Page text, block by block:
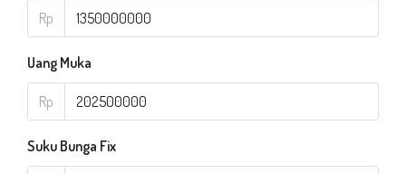
Rp
Uang Muka
Rp
Suku Bunga Fix